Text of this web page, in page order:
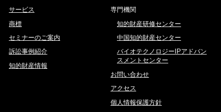
サービス
商標
セミナーのご案内
訴訟事例紹介
知的財産情報
専門機関
知的財産研修センター
中国知的財産センター
バイオテクノロジーIPアドバン
スメントセンター
お問い合わせ
アクセス
個人情報保護方針